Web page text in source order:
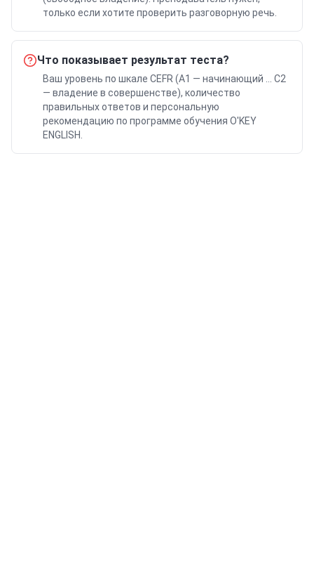
только если хотите проверить разговорную речь.
Что показывает результат теста?
Ваш уровень по шкале CEFR (A1 — начинающий … C2
— владение в совершенстве), количество
правильных ответов и персональную
рекомендацию по программе обучения O'KEY
ENGLISH.